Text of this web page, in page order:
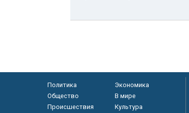
Политика
Экономика
Общество
В мире
Происшествия
Культура